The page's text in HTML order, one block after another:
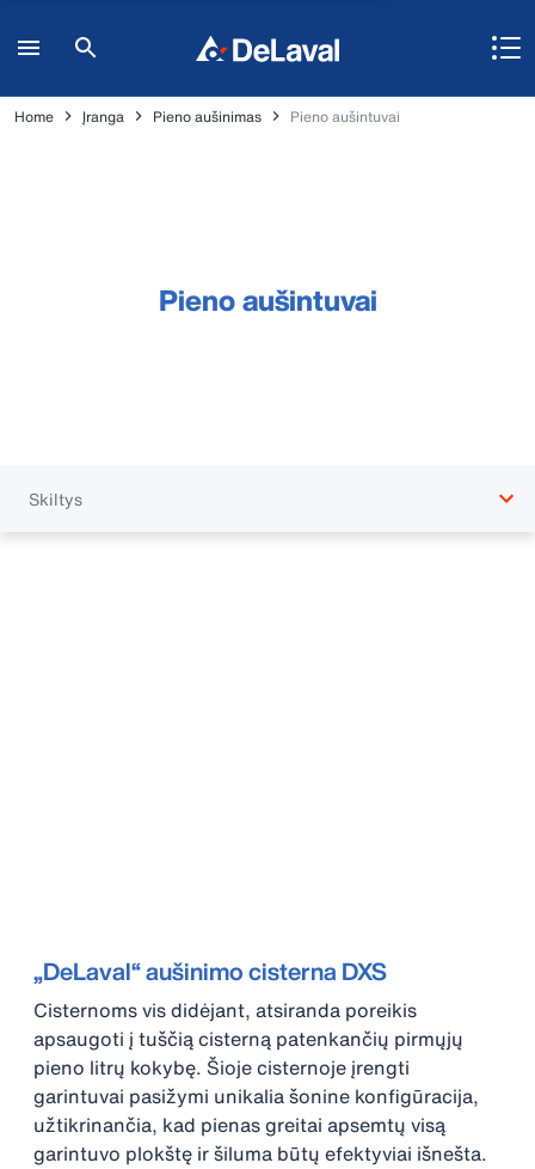
Home Įranga Pieno aušinimas Pieno aušintuvai
Pieno aušintuvai
Skiltys
„DeLaval“ aušinimo cisterna DXS
Cisternoms vis didėjant, atsiranda poreikis
apsaugoti į tuščią cisterną patenkančių pirmųjų
pieno litrų kokybę. Šioje cisternoje įrengti
garintuvai pasižymi unikalia šonine konfigūracija,
užtikrinančia, kad pienas greitai apsemtų visą
garintuvo plokštę ir šiluma būtų efektyviai išnešta.